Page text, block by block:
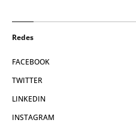
Redes
FACEBOOK
TWITTER
LINKEDIN
INSTAGRAM